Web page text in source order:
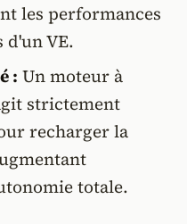
les performances
d'un VE.
: Un moteur à
strictement
recharger la
totale.